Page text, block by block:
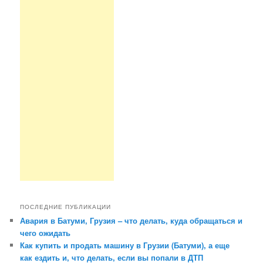
ПОСЛЕДНИЕ ПУБЛИКАЦИИ
Авария в Батуми, Грузия – что делать, куда обращаться и
чего ожидать
Как купить и продать машину в Грузии (Батуми), а еще
как ездить и, что делать, если вы попали в ДТП